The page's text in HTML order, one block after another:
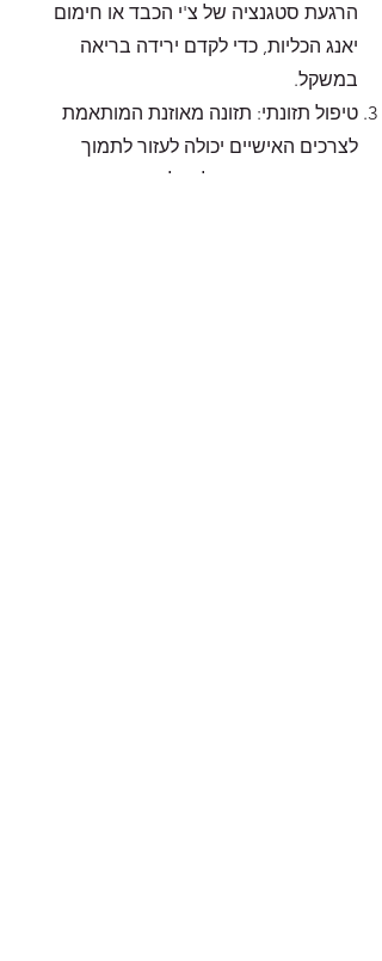
הרגעת סטגנציה של צ'י הכבד או חימום
יאנג הכליות, כדי לקדם ירידה בריאה
במשקל.
טיפול תזונתי: תזונה מאוזנת המותאמת
לצרכים האישיים יכולה לעזור לתמוך
בתפקוד האיברים ולטפל בחוסר איזון